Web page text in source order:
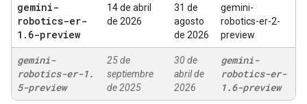
gemini-
robotics-er-
1 . 6-preview
14 de abril
de 2026
31 de
agosto
de 2026
gemini-
robotics-er-2-
preview
gemini-
robotics-er-1.
5-preview
25 de
septiembre
de 2025
30 de
abril de
2026
gemini-
robotics-er-
1.6-preview